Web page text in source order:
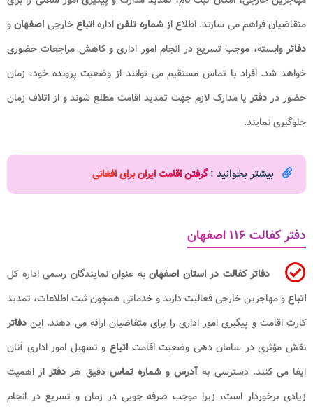
متقاضیان فراهم می سازند. اطلاع ازشماره تلفنادارهاتباعخارجی اصفهانو
دفاتروابسته، موجب تسریع در انجام امور اداری و کاهش مراجعات حضوری
خواهد شد. افراد با تماس مستقیم می توانند از وضعیت پرونده خود، زمان
حضور در دفتر یا مدارک لازم جهت تمدید اقامت مطلع شوند و از اتلاف زمان
جلوگیری نمایند.
بیشتر بخوانید : گرفتن اقامت ایران برای افغانی
دفتر کفالت ۱۱۶ اصفهان
دفاتر کفالت در استان اصفهان به عنوان نمایندگان رسمی اداره کل
اتباعو مهاجرین خارجی فعالیت دارند و خدماتی همچون ثبت اطلاعات، تمدید
کارت اقامت و پیگیری امور اداری را برای متقاضیان ارائه می دهند. این دفاتر
نقش مؤثری در سامان دهی وضعیت اقامتاتباع و تسهیل امور اداری آنان
ایفا می کنند. دسترسی به آدرس وشماره تماسدقیق هر دفتر از اهمیت
زیادی برخوردار است، زیرا موجب صرفه جویی در زمان و تسریع در انجام